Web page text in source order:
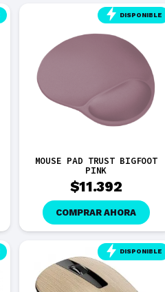
DISPONIBLE
MOUSE PAD TRUST BIGFOOT
PINK
$11.392
COMPRAR AHORA
DISPONIBLE